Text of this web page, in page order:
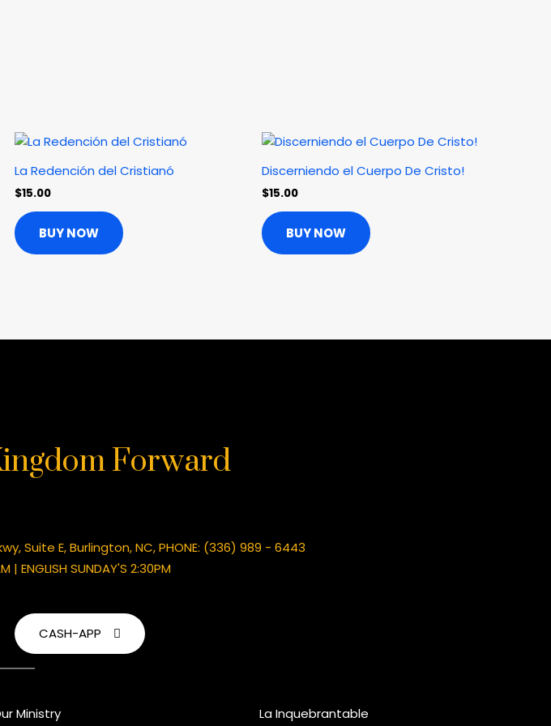
La Redención del Cristianó
$15.00
BUY NOW
Discerniendo el Cuerpo De Cristo!
$15.00
BUY NOW
Forward
Suite E, Burlington, NC, PHONE: (336) 989 - 6443
| ENGLISH SUNDAY'S 2:30PM
CASH-APP
Ministry La Inquebrantable